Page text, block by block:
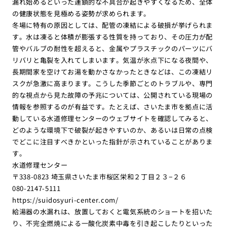
の健康状態を見極める姿勢が求められます。
冬場に特有の原因としては、配管の凍結による破損が挙げられま
す。水は凍ると体積が膨張する性質を持っており、その圧力が配
管やバルブの耐性を超えると、金属やプラスチックのパーツにバ
リバリと亀裂を入れてしまいます。気温が氷点下になる夜間や、
長期間家を空けてお湯を動かさなかったときなどは、この凍結リ
スクが急激に高まります。こうした季節ごとのトラブルや、専門
的な視点から見た故障の予兆については、公開されている現場の
情報を参照するのが有益です。たとえば、さいたま市を拠点に活
動している水道修理センターのウェブサイトを確認してみると、
どのような環境下で破裂が起きやすいのか、あるいは日常の点検
でどこに注目すべきかといった指針が示されていることがありま
す。
水道修理センター
〒338-0823 埼玉県さいたま市桜区栄和２丁目２３−２６
080-2147-5111
https://suidosyuri-center.com/
給湯器の水漏れは、放置しておくと電気系統のショートを招いた
り、不完全燃焼による一酸化炭素中毒を引き起こしたりといった